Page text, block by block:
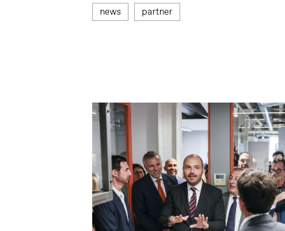
news partner